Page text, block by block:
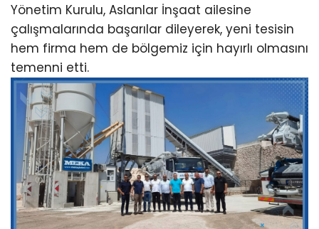
Yönetim Kurulu, Aslanlar İnşaat ailesine
çalışmalarında başarılar dileyerek, yeni tesisin
hem firma hem de bölgemiz için hayırlı olmasını
temenni etti.